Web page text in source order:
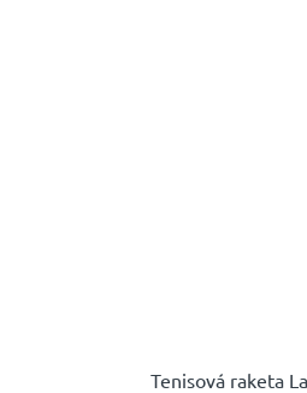
Tenisová raketa